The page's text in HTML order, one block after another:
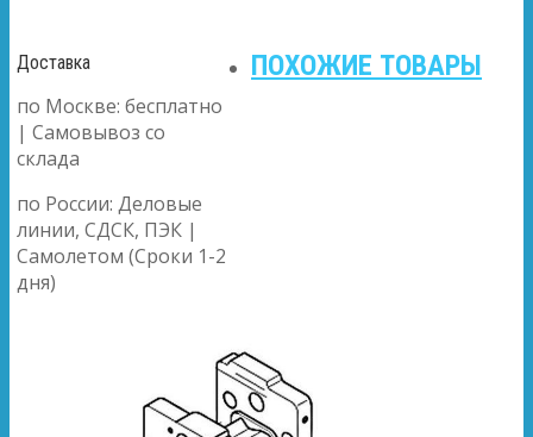
Доставка
по Москве: бесплатно
| Самовывоз со
склада
по России: Деловые
линии, СДСК, ПЭК |
Самолетом (Сроки 1-2
дня)
ПОХОЖИЕ ТОВАРЫ